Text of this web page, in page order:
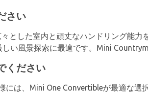
さい
とした室内と頑丈なハンドリング能力
い風景探索に最適です。Mini
ください
には、Mini One Convertibleが最適な選